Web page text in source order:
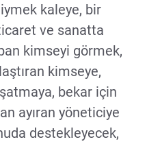
kaleye, bir
ve sanatta
kimseyi görmek,
kimseye,
bekar için
ayıran yöneticiye
destekleyecek,